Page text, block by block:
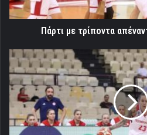
Πάρτι με τρίποντα
Χωρίς
την
Λούκα
στο
ντέρμπι
κορυφής
ο